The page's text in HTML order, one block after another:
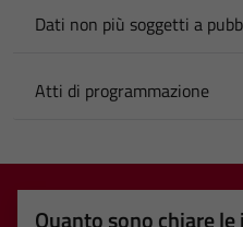
Dati non più soggetti a
Atti di programmazione
Quanto sono chiare